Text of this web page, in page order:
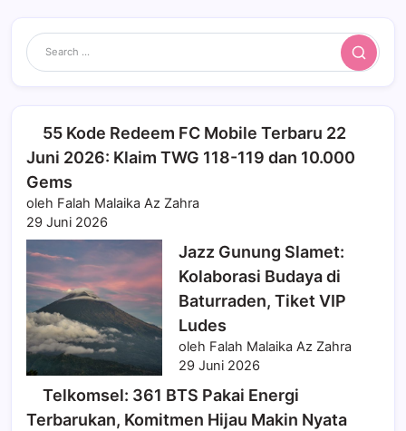
Search
55 Kode Redeem FC Mobile Terbaru 22
Juni 2026: Klaim TWG 118-119 dan 10.000
Gems
oleh Falah Malaika Az Zahra
29 Juni 2026
Jazz Gunung Slamet:
Kolaborasi Budaya di
Baturraden, Tiket VIP
Ludes
oleh Falah Malaika Az Zahra
29 Juni 2026
Telkomsel: 361 BTS Pakai Energi
Terbarukan, Komitmen Hijau Makin Nyata